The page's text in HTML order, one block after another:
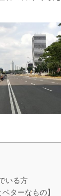
いる方
ターなもの】